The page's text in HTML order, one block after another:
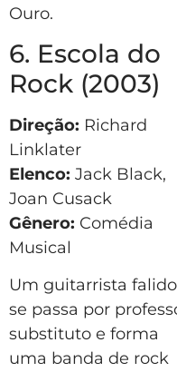
Ouro.
6. Escola do
Rock (2003)
Direção: Richard
Linklater
Elenco: Jack Black,
Joan Cusack
Gênero: Comédia
Musical
Um guitarrista falido
se passa por
substituto e forma
uma banda de rock